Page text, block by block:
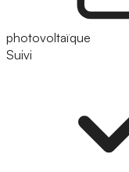
photovoltaïque
Suivi